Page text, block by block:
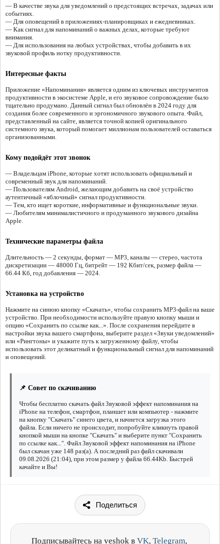
— В качестве звука для уведомлений о предстоящих встречах, задачах или
событиях.
— Для оповещений в приложениях-планировщиках и ежедневниках.
— Как сигнал для напоминаний о важных делах, которые требуют
внимания.
— Для использования на любых устройствах, чтобы добавить в их
звуковой профиль нотку продуктивности.
Интересные факты
Приложение «Напоминания» является одним из ключевых инструментов
продуктивности в экосистеме Apple, и его звуковое сопровождение было
тщательно продумано. Данный сигнал был обновлён в 2024 году для
создания более современного и эргономичного звукового опыта. Файл,
представленный на сайте, является точной копией оригинального
системного звука, который помогает миллионам пользователей оставаться
организованными.
Кому подойдёт этот звонок
— Владельцам iPhone, которые хотят использовать официальный и
современный звук для напоминаний.
— Пользователям Android, желающим добавить на своё устройство
аутентичный «яблочный» сигнал продуктивности.
— Тем, кто ищет короткие, информативные и функциональные звуки.
— Любителям минималистичного и продуманного звукового дизайна
Apple.
Технические параметры файла
Длительность — 2 секунды, формат — MP3, каналы — стерео, частота
дискретизации — 48000 Гц, битрейт — 192 Кбит/сек, размер файла —
66.44 Кб, год добавления — 2024.
Установка на устройство
Нажмите на синюю кнопку «Скачать», чтобы сохранить MP3-файл на ваше
устройство. При необходимости используйте правую кнопку мыши и
опцию «Сохранить по ссылке как...». После сохранения перейдите в
настройки звука вашего смартфона, выберите раздел «Звуки уведомлений»
или «Рингтоны» и укажите путь к загруженному файлу, чтобы
использовать этот деликатный и функциональный сигнал для напоминаний
и оповещений.
📌 Совет по скачиванию
Чтобы бесплатно скачать файл Звуковой эффект напоминания на
iPhone на телефон, смартфон, планшет или компьютер - нажмите
на кнопку "Скачать" синего цвета, и начнется загрузка этого
файла. Если ничего не происходит, попробуйте кликнуть правой
кнопкой мыши на кнопке "Скачать" и выберите пункт "Сохранить
по ссылке как...". Файл Звуковой эффект напоминания на iPhone
был скачан уже 148 раз(а). А последний раз файл скачивали
09.08.2026 (21:04), при этом размер у файла 66.44Kb. Быстрей
качайте и Вы!
Поделиться
Подписывайтесь на veshok в VK, Telegram,